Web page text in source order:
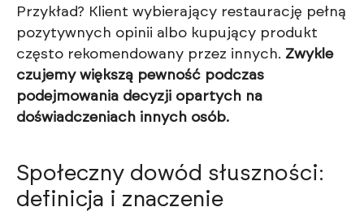
Przykład? Klient wybierający restaurację pełną
pozytywnych opinii albo kupujący produkt
często rekomendowany przez innych. Zwykle
czujemy większą pewność podczas
podejmowania decyzji opartych na
doświadczeniach innych osób.
Społeczny dowód słuszności:
definicja i znaczenie